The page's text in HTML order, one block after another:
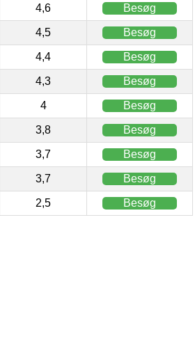
4,6 Besøg
4,5 Besøg
4,4 Besøg
4,3 Besøg
4 Besøg
3,8 Besøg
3,7 Besøg
3,7 Besøg
2,5 Besøg